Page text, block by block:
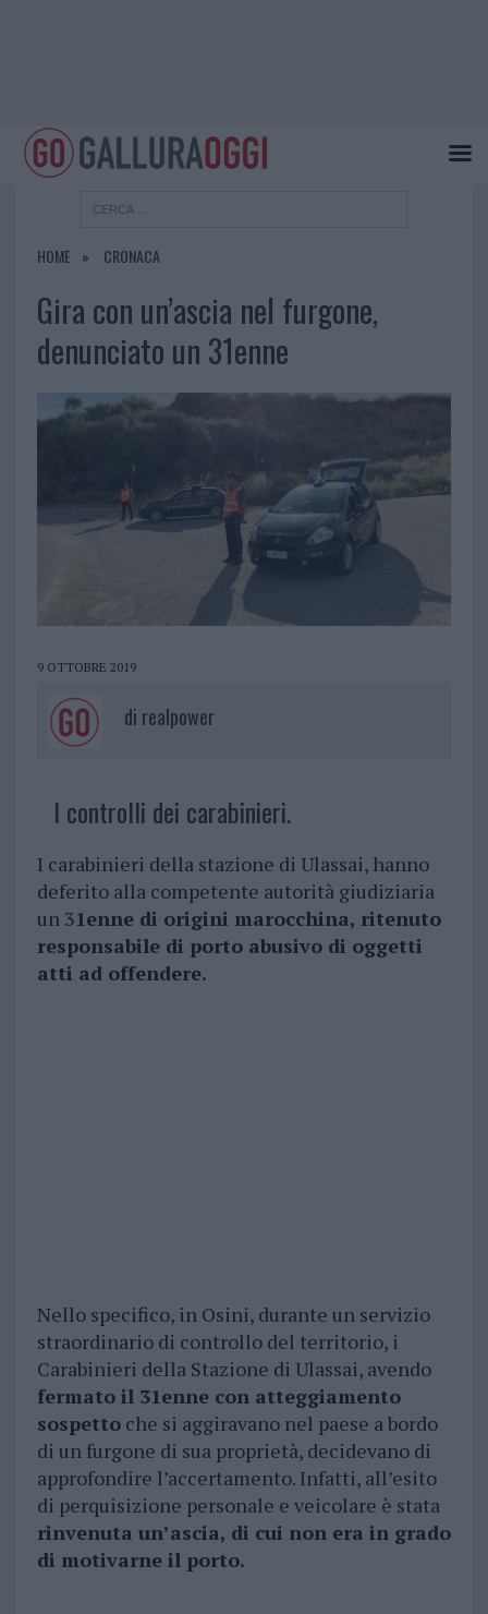
HOME CRONACA
Gira con un’ascia nel furgone,
denunciato un 31enne
9 OTTOBRE 2019
di realpower
I controlli dei carabinieri.
I carabinieri della stazione di Ulassai, hanno
deferito alla competente autorità giudiziaria
un 31enne di origini marocchina, ritenuto
responsabile di porto abusivo di oggetti
atti ad offendere.
Nello specifico, in Osini, durante un servizio
straordinario di controllo del territorio, i
Carabinieri della Stazione di Ulassai, avendo
fermato il 31enne con atteggiamento
sospettoche si aggiravano nel paese a bordo
di un furgone di sua proprietà, decidevano di
approfondire l’accertamento. Infatti, all’esito
di perquisizione personale e veicolare è stata
rinvenuta un’ascia, di cui non era in grado
di motivarne il porto.